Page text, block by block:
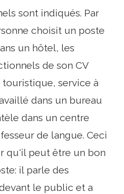
sont indiqués. Par
choisit un poste
un hôtel, les
de son CV
service à
dans un bureau
dans un centre
de langue. Ceci
qu'il peut être un bon
il parle des
le public et a